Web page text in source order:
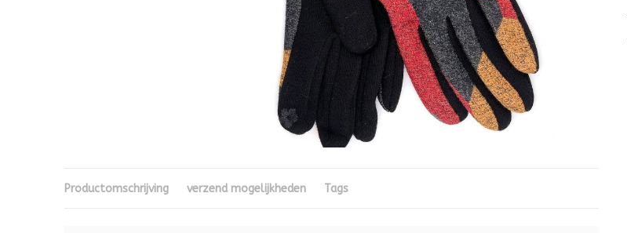
Productomschrijving verzend mogelijkheden Tags